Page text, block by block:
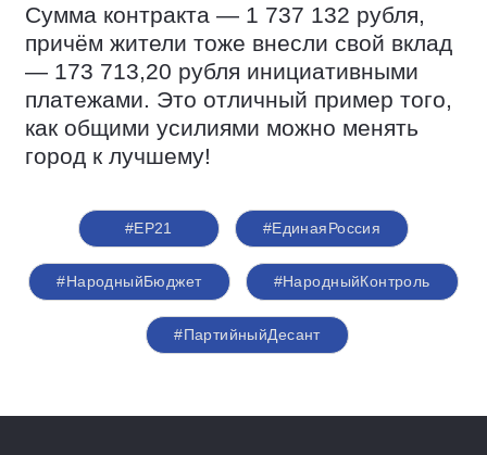
Сумма контракта — 1 737 132 рубля,
причём жители тоже внесли свой вклад
— 173 713,20 рубля инициативными
платежами. Это отличный пример того,
как общими усилиями можно менять
город к лучшему!
#ЕР21 #ЕдинаяРоссия
#НародныйБюджет #НародныйКонтроль
#ПартийныйДесант